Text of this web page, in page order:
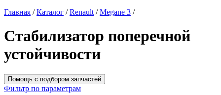
Главная / Каталог / Renault / Megane 3 /
Стабилизатор поперечной
устойчивости
Помощь с подбором запчастей
Фильтр по параметрам